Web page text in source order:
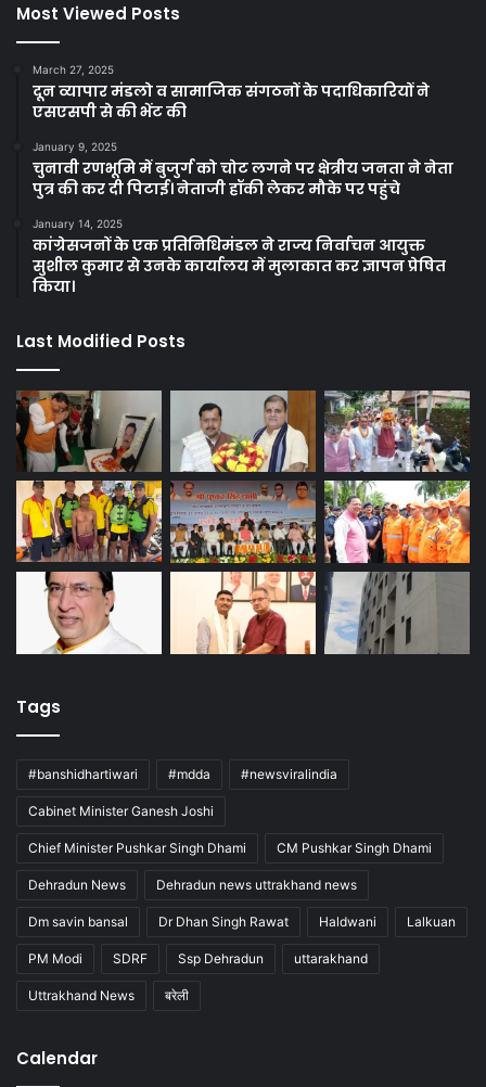
Most Viewed Posts
March 27, 2025
दून व्यापार मंडलो व सामाजिक संगठनों के पदाधिकारियों ने
एसएसपी से की भेंट की
January 9, 2025
चुनावी रणभूमि में बुजुर्ग को चोट लगने पर क्षेत्रीय जनता ने नेता
पुत्र की कर दी पिटाई। नेताजी हॉकी लेकर मौके पर पहुंचे
January 14, 2025
कांग्रेसजनों के एक प्रतिनिधिमंडल ने राज्य निर्वाचन आयुक्त
सुशील कुमार से उनके कार्यालय में मुलाकात कर ज्ञापन प्रेषित
किया।
Last Modified Posts
Tags
#banshidhartiwari #mdda #newsviralindia
Cabinet Minister Ganesh Joshi
Chief Minister Pushkar Singh Dhami CM Pushkar Singh Dhami
Dehradun News Dehradun news uttrakhand news
Dm savin bansal Dr Dhan Singh Rawat Haldwani Lalkuan
PM Modi SDRF Ssp Dehradun uttarakhand
Uttrakhand News बरेली
Calendar